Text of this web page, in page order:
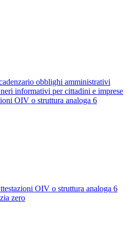
obblighi amministrativi
informativi per cittadini e imprese
OIV o struttura analoga 6
OIV o struttura analoga 6
zero